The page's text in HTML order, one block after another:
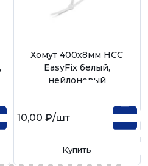
Хомут 400х8мм НСС
EasyFix белый,
нейлоновый
10,00 ₽/шт
Купить